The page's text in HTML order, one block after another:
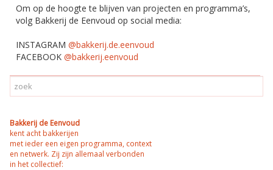
Om op de hoogte te blijven van projecten en programma’s,
volg Bakkerij de Eenvoud op social media:
INSTAGRAM @bakkerij.de.eenvoud
FACEBOOK @bakkerij.eenvoud
Bakkerij de Eenvoud
kent acht bakkerijen
met ieder een eigen programma, context
en netwerk. Zij zijn allemaal verbonden
in het collectief: